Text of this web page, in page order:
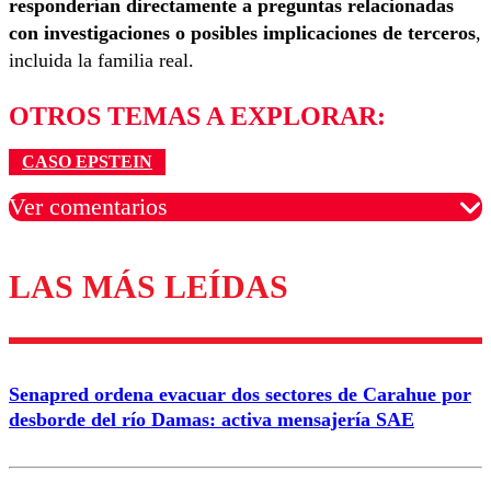
responderían directamente a preguntas relacionadas
con investigaciones o posibles implicaciones de terceros,
incluida la familia real.
OTROS TEMAS A EXPLORAR:
CASO EPSTEIN
Ver comentarios
Los comentarios son moderados para garantizar un
diálogo respetuoso.
Correo
LAS MÁS LEÍDAS
Senapred ordena evacuar dos sectores de Carahue por
desborde del río Damas: activa mensajería SAE